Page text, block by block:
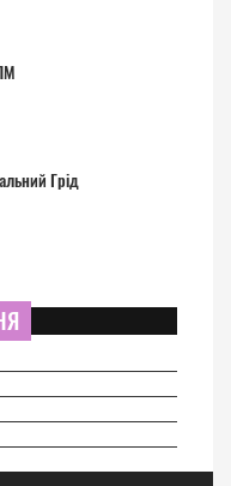
Грід